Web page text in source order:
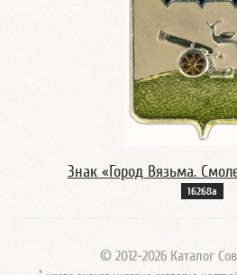
Знак «Город Вязьма.
16268а
© 2012-2026 Каталог